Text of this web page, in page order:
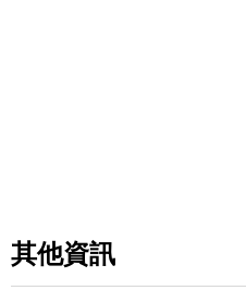
其他資訊